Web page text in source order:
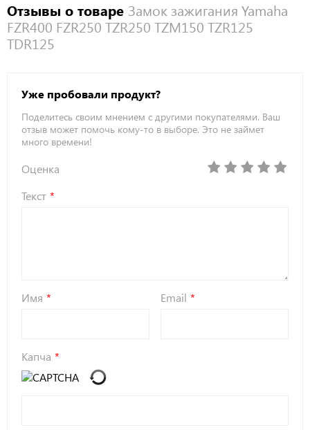
Отзывы о товаре Замок зажигания Yamaha
FZR400 FZR250 TZR250 TZM150 TZR125
TDR125
Уже пробовали продукт?
Поделитесь своим мнением с другими покупателями. Ваш
отзыв может помочь кому-то в выборе. Это не займет
много времени!
Оценка
Текст
Имя Email
Капча